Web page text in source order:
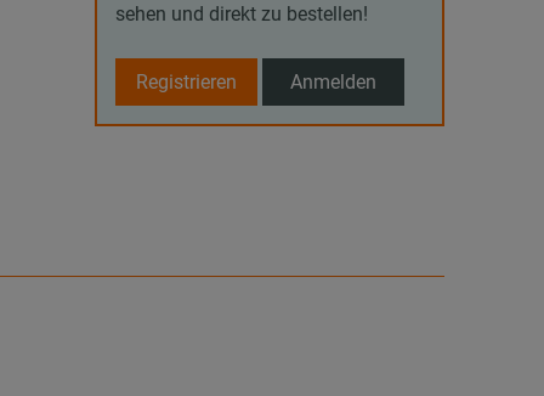
sehen und direkt zu bestellen!
Registrieren Anmelden